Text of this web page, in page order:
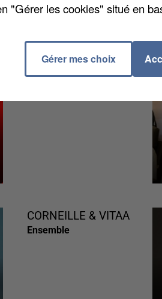
JUNGELI ET EMMA
Juste Un Peu
CORNEILLE & VITAA
Ensemble
"Gérer les cookies" situé en
Gérer mes choix